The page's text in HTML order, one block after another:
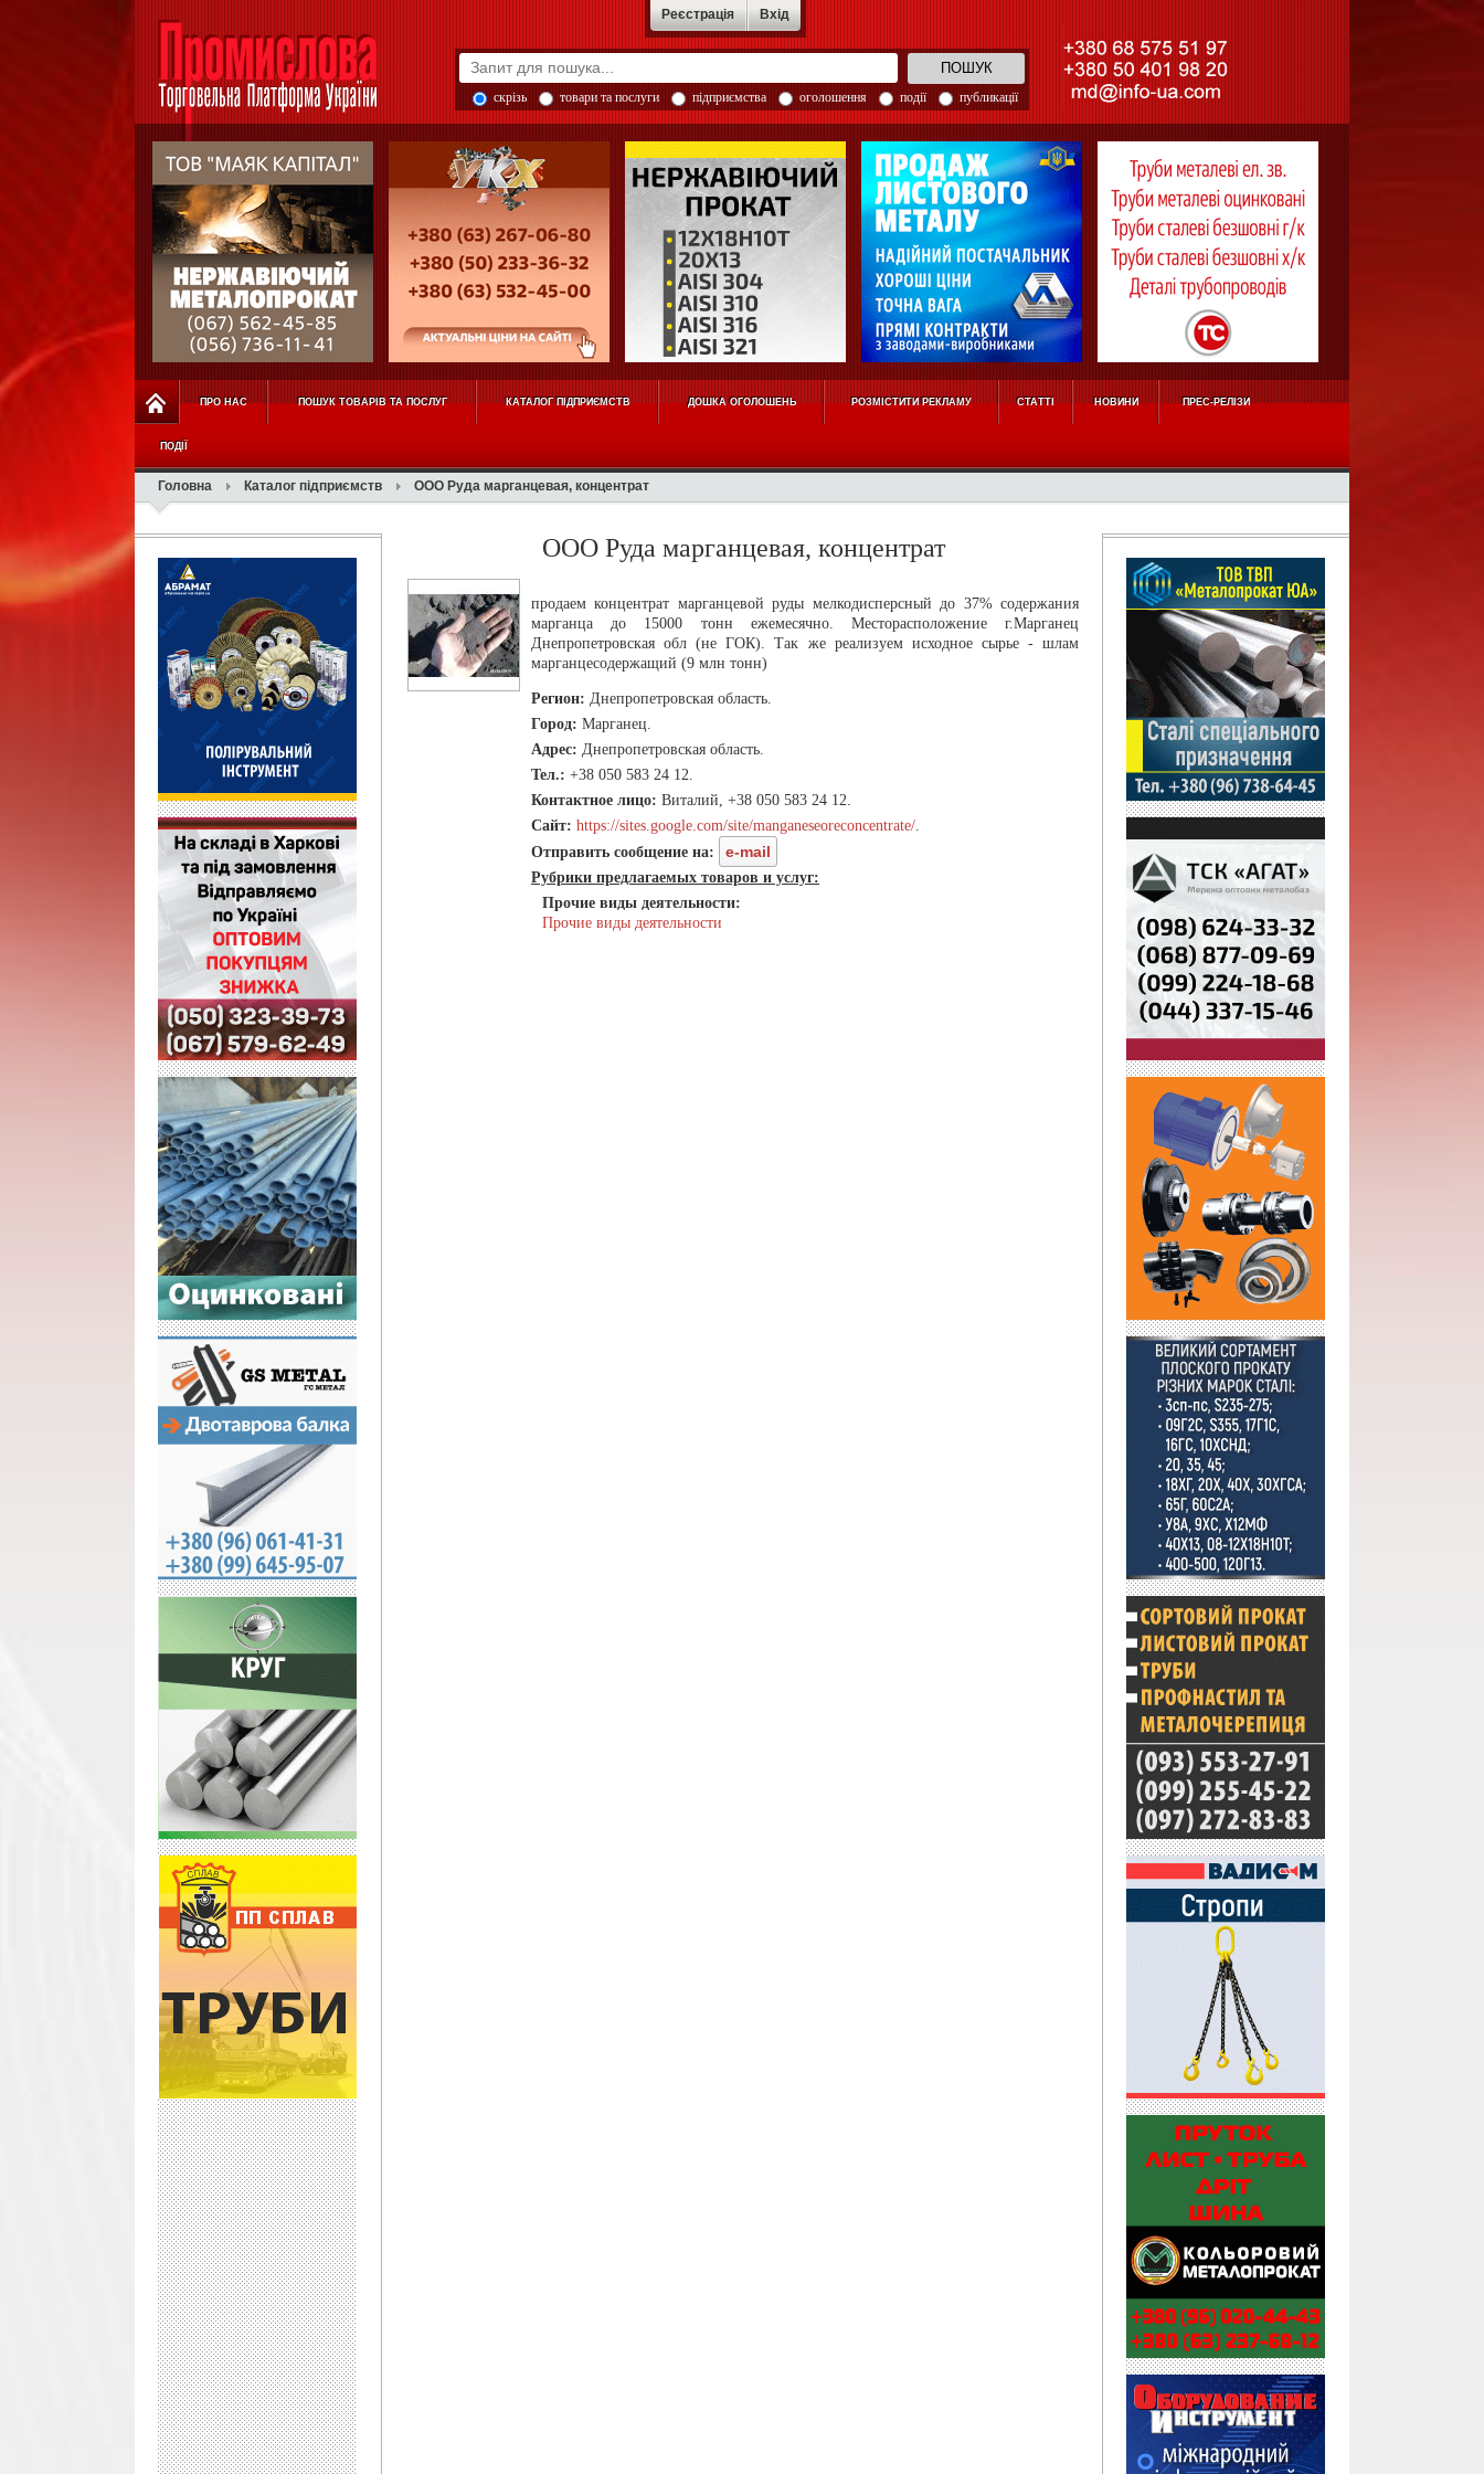
Реєстрація Вхід
скрізь товари та послуги підприємства оголошення події публикації
ПРО НАС ПОШУК ТОВАРІВ ТА ПОСЛУГ КАТАЛОГ ПІДПРИЄМСТВ ДОШКА ОГОЛОШЕНЬ РОЗМІСТИТИ РЕКЛАМУ СТАТТІ НОВИНИ ПРЕС-РЕЛІЗИ
ПОДІЇ
Головна Каталог підприємств ООО Руда марганцевая, концентрат
ООО Руда марганцевая, концентрат
продаем концентрат марганцевой руды мелкодисперсный до 37% содержания
марганца до 15000 тонн ежемесячно. Месторасположение г.Марганец
Днепропетровская обл (не ГОК). Так же реализуем исходное сырье - шлам
марганцесодержащий (9 млн тонн)
Регион: Днепропетровская область.
Город: Марганец.
Адрес: Днепропетровская область.
Тел.: +38 050 583 24 12.
Контактное лицо: Виталий, +38 050 583 24 12.
Сайт: https://sites.google.com/site/manganeseoreconcentrate/.
Отправить сообщение на:
e-mail
Рубрики предлагаемых товаров и услуг:
Прочие виды деятельности:
Прочие виды деятельности